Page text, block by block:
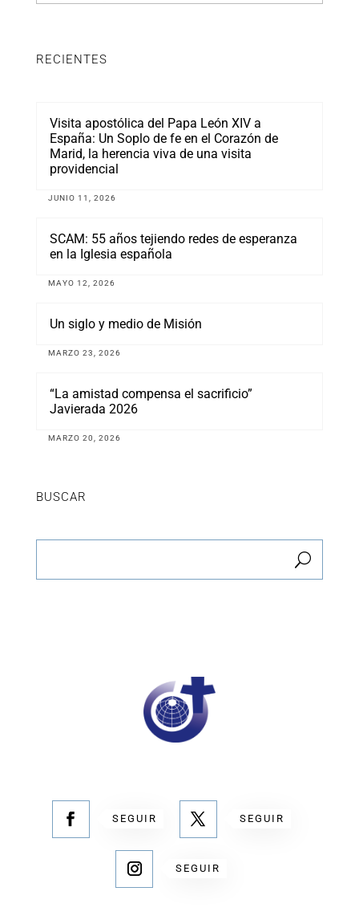
RECIENTES
Visita apostólica del Papa León XIV a
España: Un Soplo de fe en el Corazón de
Marid, la herencia viva de una visita
providencial
JUNIO 11, 2026
SCAM: 55 años tejiendo redes de esperanza
en la Iglesia española
MAYO 12, 2026
Un siglo y medio de Misión
MARZO 23, 2026
“La amistad compensa el sacrificio”
Javierada 2026
MARZO 20, 2026
BUSCAR
SEGUIR SEGUIR
SEGUIR